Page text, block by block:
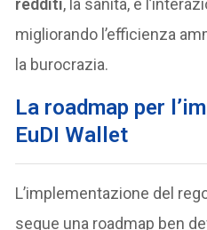
migliorando l’efficienza
la burocrazia.
La roadmap per
EuDI Wallet
L’implementazione del
segue una roadmap ben